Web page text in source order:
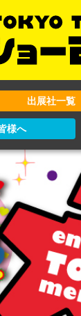
出展社一覧
様へ